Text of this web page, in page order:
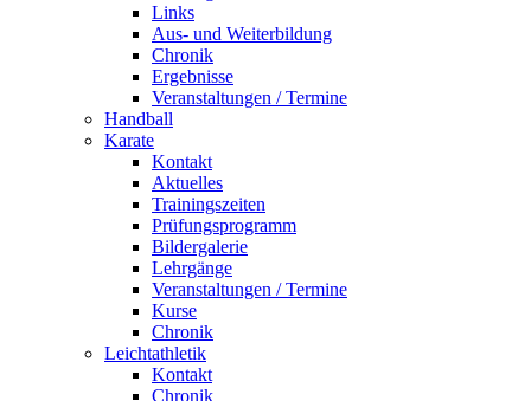
Links
Aus- und Weiterbildung
Chronik
Ergebnisse
Veranstaltungen / Termine
Handball
Karate
Kontakt
Aktuelles
Trainingszeiten
Prüfungsprogramm
Bildergalerie
Lehrgänge
Veranstaltungen / Termine
Kurse
Chronik
Leichtathletik
Kontakt
Chronik